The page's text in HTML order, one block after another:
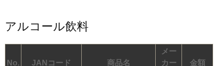
アルコール飲料
No. JANコード 商品名
メー
カー
金額